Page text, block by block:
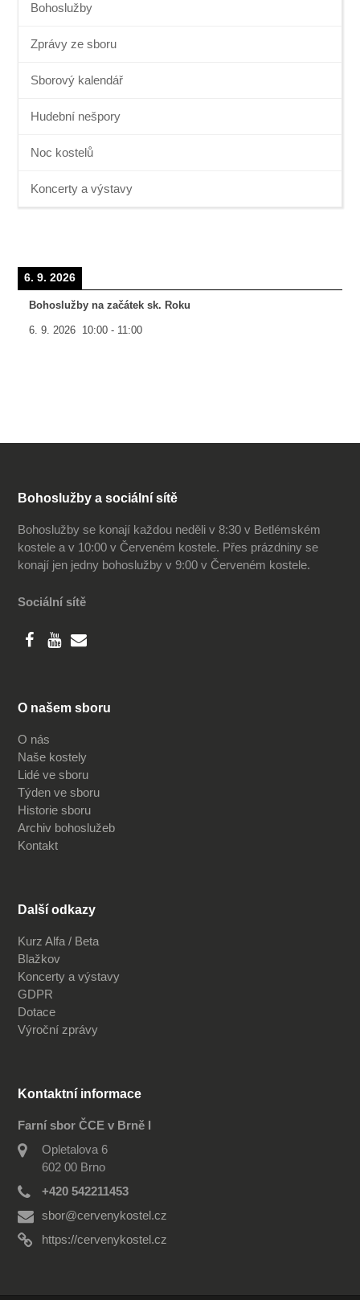
Bohoslužby
Zprávy ze sboru
Sborový kalendář
Hudební nešpory
Noc kostelů
Koncerty a výstavy
6. 9. 2026
Bohoslužby na začátek sk. Roku
6. 9. 2026 10:00 - 11:00
Bohoslužby a sociální sítě
Bohoslužby se konají každou neděli v 8:30 v Betlémském
kostele a v 10:00 v Červeném kostele. Přes prázdniny se
konají jen jedny bohoslužby v 9:00 v Červeném kostele.
Sociální sítě
O našem sboru
O nás
Naše kostely
Lidé ve sboru
Týden ve sboru
Historie sboru
Archiv bohoslužeb
Kontakt
Další odkazy
Kurz Alfa / Beta
Blažkov
Koncerty a výstavy
GDPR
Dotace
Výroční zprávy
Kontaktní informace
Farní sbor ČCE v Brně I
Opletalova 6
602 00 Brno
+420 542211453
sbor@cervenykostel.cz
https://cervenykostel.cz